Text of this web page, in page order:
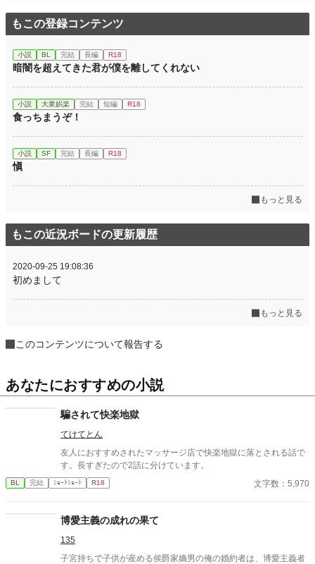
もこの登録コンテンツ
小説 BL 完結 長編 R18
暗闇を超えてきた君が僕を離してくれない
小説 大衆娯楽 完結 短編 R18
食っちまうぞ！
小説 SF 完結 長編 R18
愼
もっと見る
もこの近況ボードの更新履歴
2020-09-25 19:08:36
初めまして
もっと見る
このコンテンツについて報告する
あなたにおすすめの小説
騙されて快楽地獄
てけてとん
友人におすすめされたマッサージ店で快楽地獄に落とされる話で
す。長すぎたので2話に分けています。
BL 完結 ｼｮｰﾄｼｮｰﾄ R18 文字数：5,970
博愛主義の成れの果て
135
子宮持ちで子供が産める侯爵家嫡男の俺の婚約者は、博愛主義者